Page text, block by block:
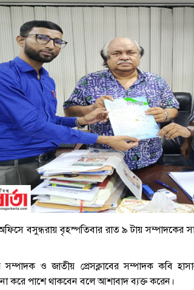
বসুন্ধরায় বৃহস্পতিবার রাত ৯ টায় সম্পাদকের
সম্পাদক ও জাতীয় প্রেসক্লাবের সম্পাদক কবি
করে পাশে থাকবেন বলে আশাবাদ ব্যক্ত করেন।